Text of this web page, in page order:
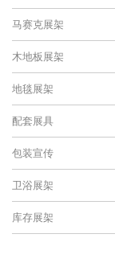
马赛克展架
木地板展架
地毯展架
配套展具
包装宣传
卫浴展架
库存展架